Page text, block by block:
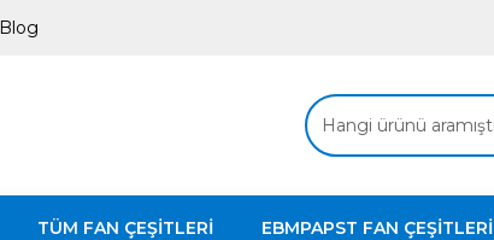
Blog
TÜM FAN ÇEŞİTLERİ EBMPAPST FAN ÇEŞİTLERİ